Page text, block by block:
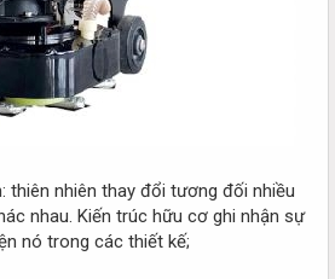
thiên nhiên thay đổi tương đối nhiều
nhau. Kiến trúc hữu cơ ghi nhận sự
nó trong các thiết kế;